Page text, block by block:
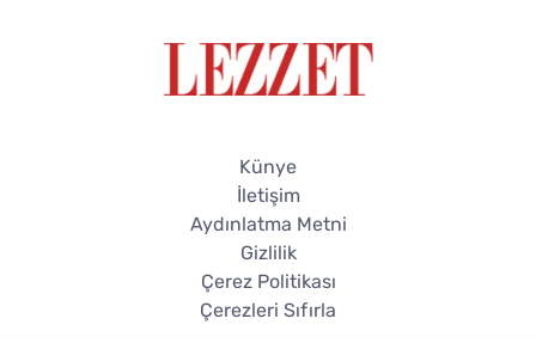
Künye
İletişim
Aydınlatma Metni
Gizlilik
Çerez Politikası
Çerezleri Sıfırla